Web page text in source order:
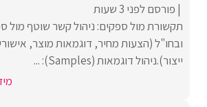
פורסם לפני 3 שעות
תקשורת מול ספקים: ניהול קשר שוטף מול
ובחו"ל (הצעות מחיר, דוגמאות מוצר,
ייצור).ניהול דוגמאות (Samples): ...